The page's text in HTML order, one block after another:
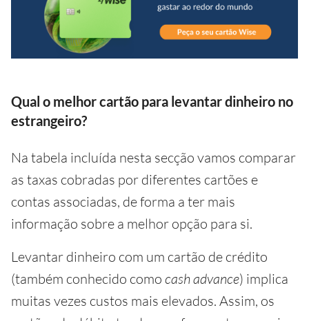
Qual o melhor cartão para levantar dinheiro no
estrangeiro?
Na tabela incluída nesta secção vamos comparar
as taxas cobradas por diferentes cartões e
contas associadas, de forma a ter mais
informação sobre a melhor opção para si.
Levantar dinheiro com um cartão de crédito
(também conhecido como cash advance) implica
muitas vezes custos mais elevados. Assim, os